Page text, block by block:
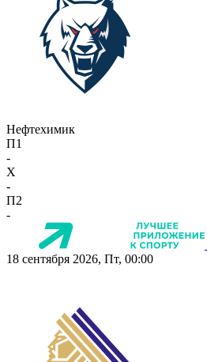
Нефтехимик
П1
-
X
-
П2
-
18 сентября 2026, Пт, 00:00